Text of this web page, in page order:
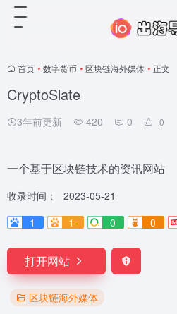
首页 • 数字货币 • 区块链海外媒体 • 正文
CryptoSlate
3年前更新 420 0 0
一个基于区块链技术的资讯网站
收录时间：
2023-05-21
1
1- 0 0
打开网站
区块链海外媒体